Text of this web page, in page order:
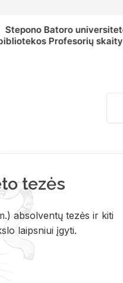
Baltosios salės bendras
tezės
absolventų tezės ir kiti
laipsniui įgyti.